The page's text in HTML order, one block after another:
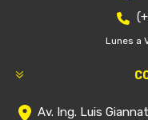
Lunes a
Av. Ing. Luis